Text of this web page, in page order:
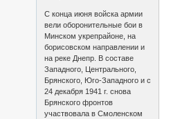
С конца июня войска армии
вели оборонительные бои в
Минском укрепрайоне, на
борисовском направлении и
на реке Днепр. В составе
Западного, Центрального,
Брянского, Юго-Западного и с
24 декабря 1941 г. снова
Брянского фронтов
участвовала в Смоленском